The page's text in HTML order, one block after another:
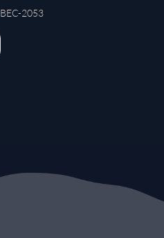
BEC-2053